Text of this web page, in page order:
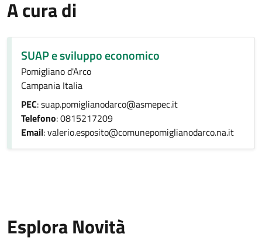
A cura di
SUAP e sviluppo economico
Pomigliano d'Arco
Campania Italia
PEC: suap.pomiglianodarco@asmepec.it
Telefono: 0815217209
Email: valerio.esposito@comunepomiglianodarco.na.it
Esplora Novità